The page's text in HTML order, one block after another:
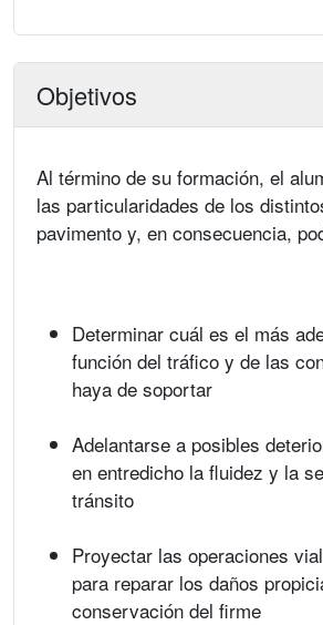
Objetivos
Al término de su formación, el
las particularidades de los
pavimento y, en consecuencia,
Determinar cuál es el más
función del tráfico y de las
haya de soportar
Adelantarse a posibles
en entredicho la fluidez y la
tránsito
Proyectar las operaciones
para reparar los daños
conservación del firme